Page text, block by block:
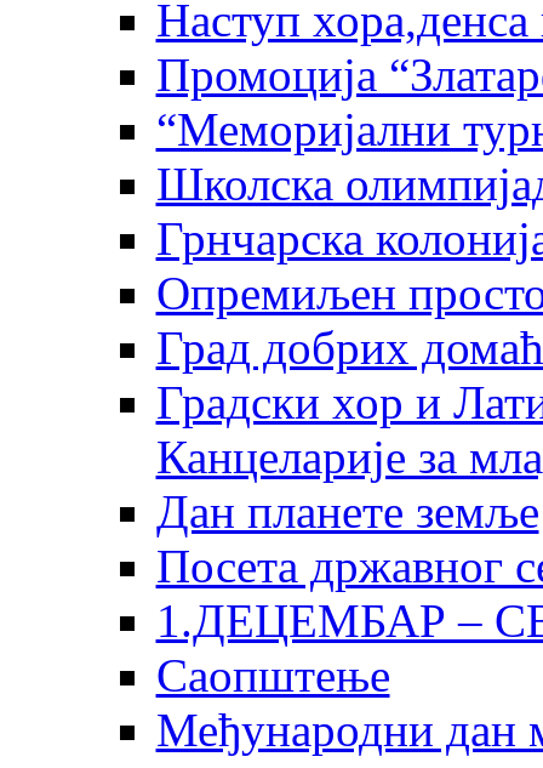
Наступ хора,денса
Промоција
“Меморијални
Школска
Грнчарска
Опремиљен
Град добрих
Градски хор и
Канцеларије за
Дан планете земље
Посета државног
1.ДЕЦЕМБАР –
Саопштење
Међународни дан